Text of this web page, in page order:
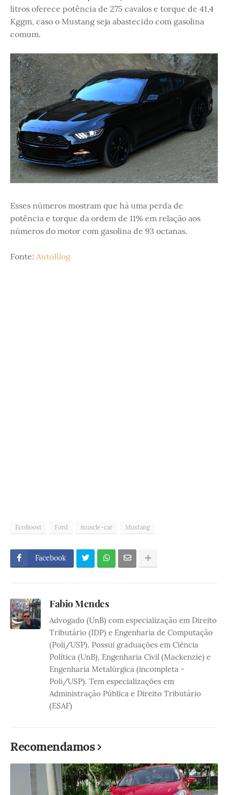
litros oferece potência de 275 cavalos e torque de 41,4
Kggm, caso o Mustang seja abastecido com gasolina
comum.
Esses números mostram que há uma perda de
potência e torque da ordem de 11% em relação aos
números do motor com gasolina de 93 octanas.
Fonte: AutoBlog
EcoBoost Ford muscle-car Mustang
Facebook
Fabio Mendes
Advogado (UnB) com especialização em Direito
Tributário (IDP) e Engenharia de Computação
(Poli/USP). Possui graduações em Ciência
Política (UnB), Engenharia Civil (Mackenzie) e
Engenharia Metalúrgica (incompleta -
Poli/USP). Tem especializações em
Administração Pública e Direito Tributário
(ESAF)
Recomendamos